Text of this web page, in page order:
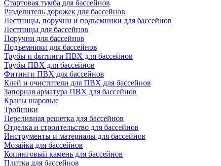
Стартовая тумба для бассейнов
Разделитель дорожек для бассейнов
Лестницы, поручни и подъемники для бассейнов
Лестницы для бассейнов
Поручни для бассейнов
Подъемники для бассейнов
Трубы и фитинги ПВХ для бассейнов
Трубы ПВХ для бассейнов
Фитинги ПВХ для бассейнов
Клей и очистители для ПВХ для бассейнов
Запорная арматура ПВХ для бассейнов
Краны шаровые
Тройники
Переливная решетка для бассейнов
Отделка и строительство для бассейнов
Инструменты и материалы для бассейнов
Мозайка для бассейнов
Копинговый камень для бассейнов
Плитка для бассейнов